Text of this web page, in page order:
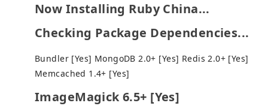
Now Installing Ruby China...
Checking Package Dependencies...
Bundler [Yes] MongoDB 2.0+ [Yes] Redis 2.0+ [Yes]
Memcached 1.4+ [Yes]
ImageMagick 6.5+ [Yes]